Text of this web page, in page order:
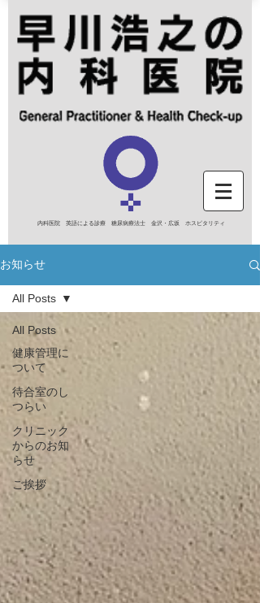
内科医院 英語による診療 糖尿病療法士 金沢・広坂 ホスピタリティ
お知らせ
All Posts
健康管理に
ついて
待合室のし
つらい
クリニック
からのお知
らせ
ご挨拶
All Posts